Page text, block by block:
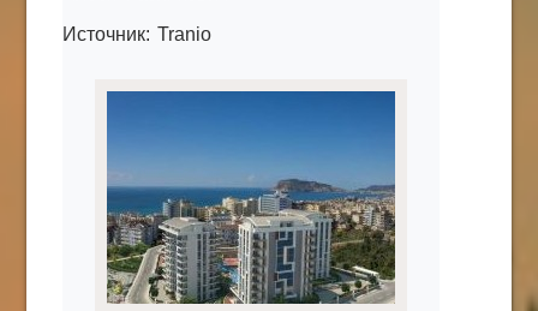
axin.ed@yandex.ru
yrikf40@gmail.com
Eltaro-Vrn.ru
Источник: Tranio